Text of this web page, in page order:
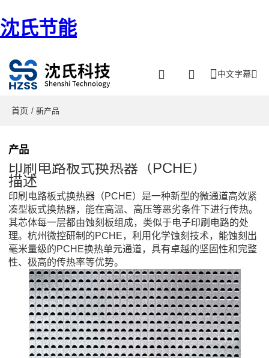
沈氏节能
中文字幕
首页 / 新产品
产品
印刷电路板式换热器（PCHE）
描述
印刷电路板式换热器（PCHE）是一种新型的微通道高效紧
凑型板式换热器，能在高温、高压等恶劣条件下进行传热。
其芯体每一层都由蚀刻板组成，类似于电子印刷电路的处
理。杭州微控研制的PCHE，利用化学蚀刻技术，能蚀刻出
毫米量级的PCHE换热单元通道，具有卓越的坚固性和完整
性、极高的传热率等优势。